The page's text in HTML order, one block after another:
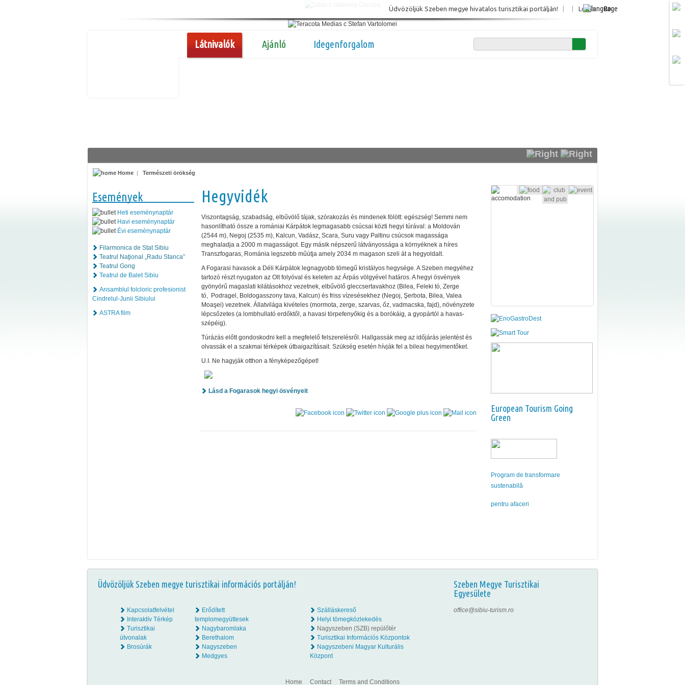
Login Ro
Üdvözöljük Szeben megye hivatalos turisztikai portálján!
Látnivalók Ajánló Idegenforgalom
Home | Természeti örökség
Események
Heti eseménynaptár
Havi eseménynaptár
Évi eseménynaptár
Filarmonica de Stat Sibiu
Teatrul Naţional „Radu Stanca”
Teatrul Gong
Teatrul de Balet Sibiu
Ansamblul folcloric profesionist
Cindrelul-Junii Sibiului
ASTRA film
Hegyvidék
Viszontagság, szabadság, elbűvölő tájak, szórakozás és mindenek fölött: egészség! Semmi nem
hasonlítható össze a romániai Kárpátok legmagasabb csúcsai közti hegyi túrával: a Moldován
(2544 m), Negoj (2535 m), Kalcun, Vadász, Scara, Suru vagy Paltinu csúcsok magassága
meghaladja a 2000 m magasságot. Egy másik népszerű látványossága a környéknek a híres
Transzfogaras, Románia legszebb műútja amely 2034 m magason szeli át a hegyoldalt.
A Fogarasi havasok a Déli Kárpátok legnagyobb tömegű kristályos hegysége. A Szeben megyéhez
tartozó részt nyugaton az Olt folyóval és keleten az Árpás völgyével határos. A hegyi ösvények
gyönyörű magaslati kilátásokhoz vezetnek, elbűvölő gleccsertavakhoz (Bilea, Feleki tó, Zerge
tó, Podragel, Boldogasszony tava, Kalcun) és friss vízesésekhez (Negoj, Şerbota, Bilea, Valea
Moaşei) vezetnek. Állatvilága kivételes (mormota, zerge, szarvas, őz, vadmacska, fajd), növényzete
lépcsőzetes (a lombhullató erdőktől, a havasi törpefenyőkig és a borókáig, a gyopártól a havas-
szépéig).
Túrázás előtt gondoskodni kell a megfelelő felszerelésről. Hallgassák meg az időjárás jelentést és
olvassák el a szakmai térképek útbaigazításait. Szükség esetén hívják fel a bileai hegyimentőket.
U.I. Ne hagyják otthon a fényképezőgépet!
Lásd a Fogarasok hegyi ösvényeit
European Tourism Going
Green
Program de transformare
sustenabilă
pentru afaceri
Üdvözöljük Szeben megye turisztikai információs portálján!
Szeben Megye Turisztikai
Egyesülete
Kapcsolatfelvétel
Interaktív Térkép
Turisztikai
útvonalak
Brosúrák
Erődített
templomegyüttesek
Nagybaromlaka
Berethalom
Nagyszeben
Medgyes
Szálláskereső
Helyi tömegközlekedés
Nagyszeben (SZB) repülőtér
Turisztikai Információs Központok
Nagyszebeni Magyar Kulturális
Központ
office@sibiu-turism.ro
Home Contact Terms and Conditions